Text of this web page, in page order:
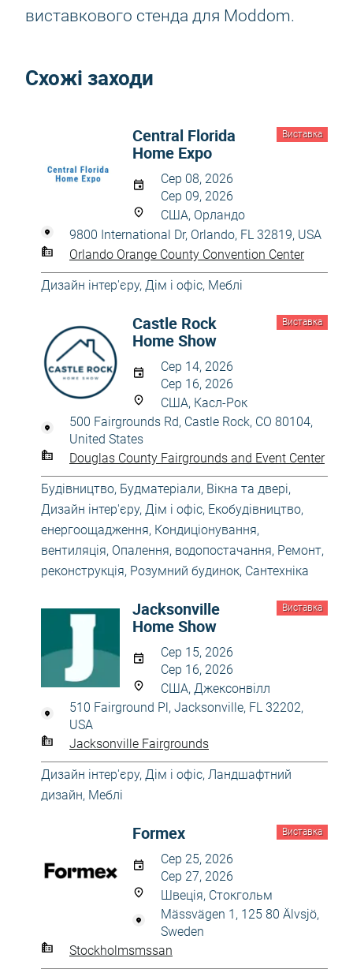
виставкового стенда для Moddom.
Схожі заходи
Виставка
Central Florida
Home Expo
Сер 08, 2026
Сер 09, 2026
США, Орландо
9800 International Dr, Orlando, FL 32819, USA
Orlando Orange County Convention Center
Дизайн інтер'єру, Дім і офіс, Меблі
Виставка
Castle Rock
Home Show
Сер 14, 2026
Сер 16, 2026
США, Касл-Рок
500 Fairgrounds Rd, Castle Rock, CO 80104,
United States
Douglas County Fairgrounds and Event Center
Будівництво, Будматеріали, Вікна та двері,
Дизайн інтер'єру, Дім і офіс, Екобудівництво,
енергоощадження, Кондиціонування,
вентиляція, Опалення, водопостачання, Ремонт,
реконструкція, Розумний будинок, Сантехніка
Виставка
Jacksonville
Home Show
Сер 15, 2026
Сер 16, 2026
США, Джексонвілл
510 Fairground Pl, Jacksonville, FL 32202,
USA
Jacksonville Fairgrounds
Дизайн інтер'єру, Дім і офіс, Ландшафтний
дизайн, Меблі
Виставка
Formex
Сер 25, 2026
Сер 27, 2026
Швеція, Стокгольм
Mässvägen 1, 125 80 Älvsjö,
Sweden
Stockholmsmssan